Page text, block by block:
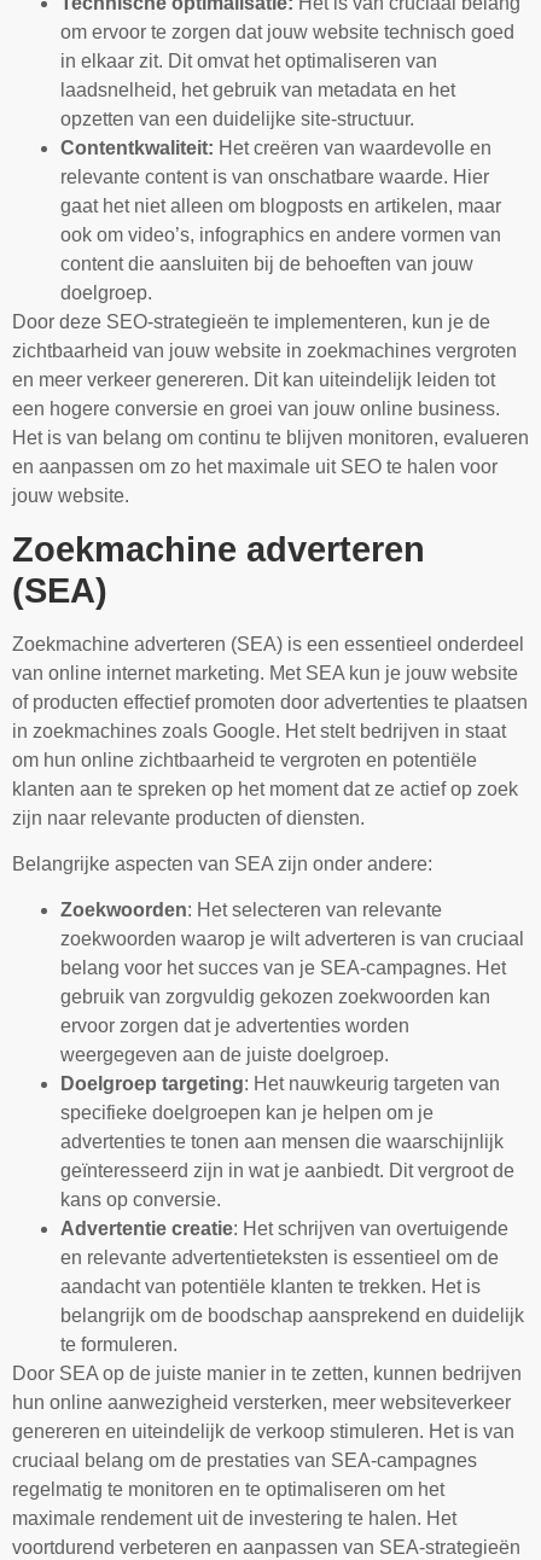
om ervoor te zorgen dat jouw website technisch goed
in elkaar zit. Dit omvat het optimaliseren van
laadsnelheid, het gebruik van metadata en het
opzetten van een duidelijke site-structuur.
Contentkwaliteit: Het creëren van waardevolle en
relevante content is van onschatbare waarde. Hier
gaat het niet alleen om blogposts en artikelen, maar
ook om video’s, infographics en andere vormen van
content die aansluiten bij de behoeften van jouw
doelgroep.
Door deze SEO-strategieën te implementeren, kun je de
zichtbaarheid van jouw website in zoekmachines vergroten
en meer verkeer genereren. Dit kan uiteindelijk leiden tot
een hogere conversie en groei van jouw online business.
Het is van belang om continu te blijven monitoren, evalueren
en aanpassen om zo het maximale uit SEO te halen voor
jouw website.
Zoekmachine adverteren
(SEA)
Zoekmachine adverteren (SEA) is een essentieel onderdeel
van online internet marketing. Met SEA kun je jouw website
of producten effectief promoten door advertenties te plaatsen
in zoekmachines zoals Google. Het stelt bedrijven in staat
om hun online zichtbaarheid te vergroten en potentiële
klanten aan te spreken op het moment dat ze actief op zoek
zijn naar relevante producten of diensten.
Belangrijke aspecten van SEA zijn onder andere:
Zoekwoorden: Het selecteren van relevante
zoekwoorden waarop je wilt adverteren is van cruciaal
belang voor het succes van je SEA-campagnes. Het
gebruik van zorgvuldig gekozen zoekwoorden kan
ervoor zorgen dat je advertenties worden
weergegeven aan de juiste doelgroep.
Doelgroep targeting: Het nauwkeurig targeten van
specifieke doelgroepen kan je helpen om je
advertenties te tonen aan mensen die waarschijnlijk
geïnteresseerd zijn in wat je aanbiedt. Dit vergroot de
kans op conversie.
Advertentie creatie: Het schrijven van overtuigende
en relevante advertentieteksten is essentieel om de
aandacht van potentiële klanten te trekken. Het is
belangrijk om de boodschap aansprekend en duidelijk
te formuleren.
Door SEA op de juiste manier in te zetten, kunnen bedrijven
hun online aanwezigheid versterken, meer websiteverkeer
genereren en uiteindelijk de verkoop stimuleren. Het is van
cruciaal belang om de prestaties van SEA-campagnes
regelmatig te monitoren en te optimaliseren om het
maximale rendement uit de investering te halen. Het
voortdurend verbeteren en aanpassen van SEA-strategieën